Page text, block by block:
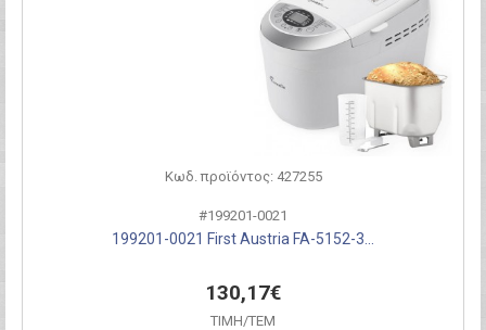
Κωδ. προϊόντος: 427255
#199201-0021
199201-0021 First Austria FA-5152-3...
130,17€
ΤΙΜH/ΤΕΜ